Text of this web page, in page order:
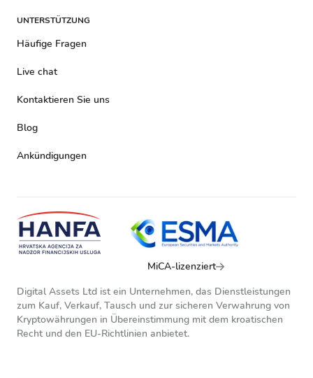
UNTERSTÜTZUNG
Häufige Fragen
Live chat
Kontaktieren Sie uns
Blog
Ankündigungen
MiCA-lizenziert
Digital Assets Ltd ist ein Unternehmen, das Dienstleistungen
zum Kauf, Verkauf, Tausch und zur sicheren Verwahrung von
Kryptowährungen in Übereinstimmung mit dem kroatischen
Recht und den EU-Richtlinien anbietet.